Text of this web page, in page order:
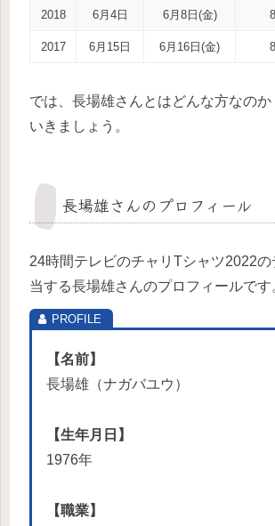
2018 6月4日 6月8日(金)
2017 6月15日 6月16日(金)
では、長場雄さんとはどんな方なのか
いきましょう。
長場雄さんのプロフィール
24時間テレビのチャリTシャツ2022の
当する長場雄さんのプロフィールです
【名前】
長場雄（ナガバユウ）
【生年月日】
1976年
【職業】